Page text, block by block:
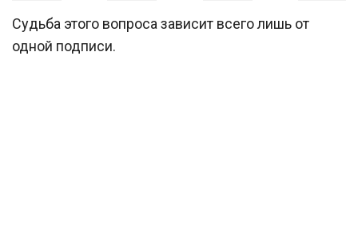
Судьба этого вопроса зависит всего лишь от
одной подписи.